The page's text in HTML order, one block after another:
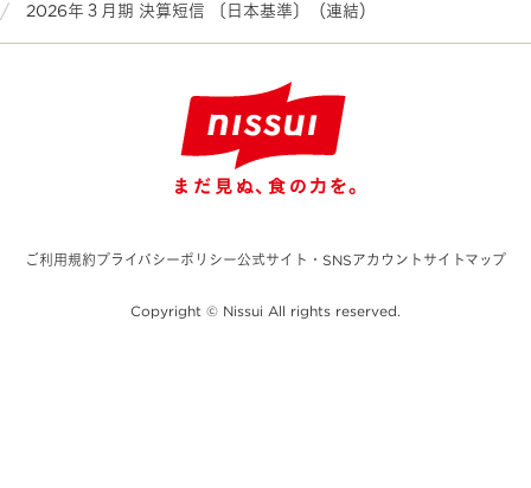
2026年３月期 決算短信 〔日本基準〕（連結）
ご利用規約プライバシーポリシー公式サイト・SNSアカウント サイトマップ
Copyright © Nissui All rights reserved.